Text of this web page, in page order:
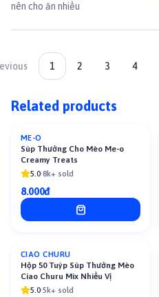
nên cho ăn nhiều
1 2 3 4
Related products
ME-O
Súp Thưởng Cho Mèo Me-o
Creamy Treats
5.0·8k+ sold
8.000đ
-15%
CIAO CHURU
Hộp 50 Tuýp Súp Thưởng Mèo
Ciao Churu Mix Nhiều Vị
5.0·5k+ sold